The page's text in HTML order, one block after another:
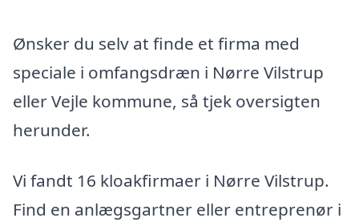
Ønsker du selv at finde et firma med
speciale i omfangsdræn i Nørre Vilstrup
eller Vejle kommune, så tjek oversigten
herunder.
Vi fandt 16 kloakfirmaer i Nørre Vilstrup.
Find en anlægsgartner eller entreprenør i